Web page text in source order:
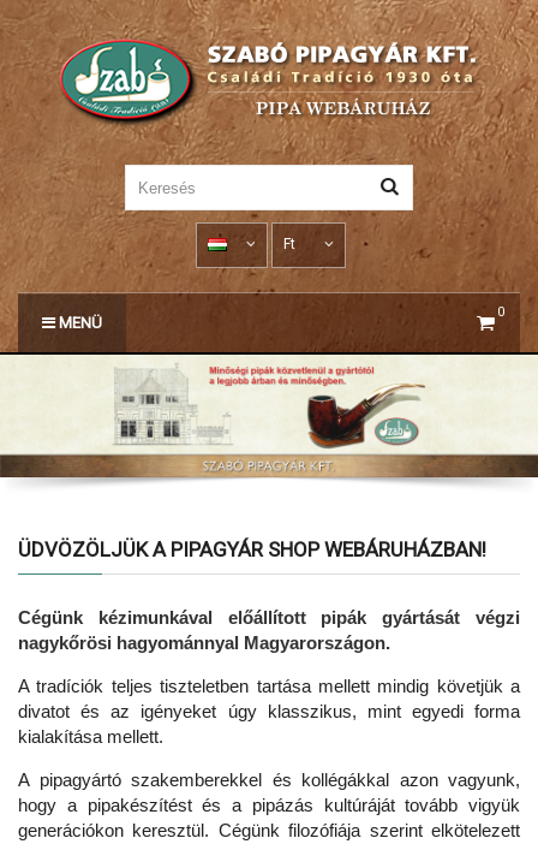
Ft
0
MENÜ
ÜDVÖZÖLJÜK A PIPAGYÁR SHOP WEBÁRUHÁZBAN!
Cégünk kézimunkával előállított pipák gyártását végzi
nagykőrösi hagyománnyal Magyarországon.
A tradíciók teljes tiszteletben tartása mellett mindig követjük a
divatot és az igényeket úgy klasszikus, mint egyedi forma
kialakítása mellett.
A pipagyártó szakemberekkel és kollégákkal azon vagyunk,
hogy a pipakészítést és a pipázás kultúráját tovább vigyük
generációkon keresztül. Cégünk filozófiája szerint elkötelezett